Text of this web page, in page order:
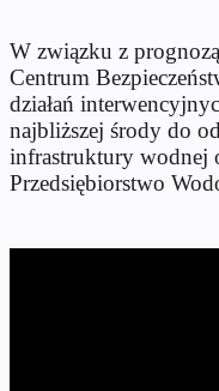
W związku z
Centrum
działań
najbliższej środy do
infrastruktury wodnej
Przedsiębiorstwo